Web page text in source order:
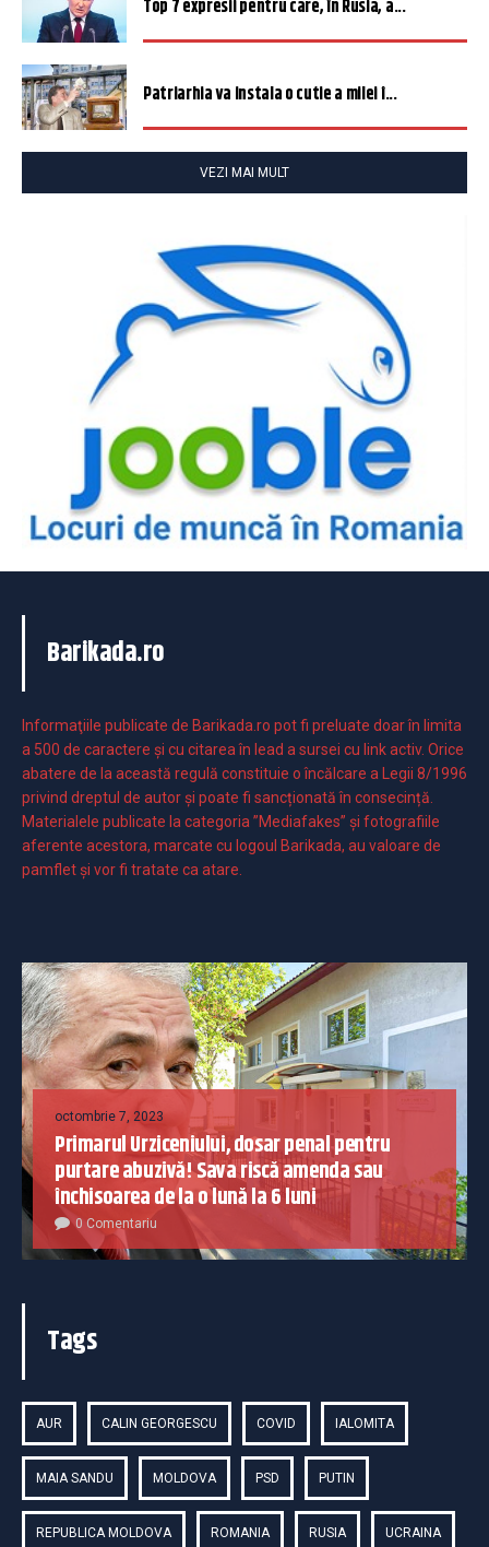
Top 7 expresii pentru care, în Rusia, a...
Patriarhia va instala o cutie a milei î...
VEZI MAI MULT
Barikada.ro
Informaţiile publicate de Barikada.ro pot fi preluate doar în limita
a 500 de caractere şi cu citarea în lead a sursei cu link activ. Orice
abatere de la această regulă constituie o încălcare a Legii 8/1996
privind dreptul de autor și poate fi sancționată în consecință.
Materialele publicate la categoria ”Mediafakes” și fotografiile
aferente acestora, marcate cu logoul Barikada, au valoare de
pamflet și vor fi tratate ca atare.
octombrie 7, 2023
Primarul Urziceniului, dosar penal pentru
purtare abuzivă! Sava riscă amenda sau
închisoarea de la o lună la 6 luni
0 Comentariu
Tags
AUR CALIN GEORGESCU COVID IALOMITA
MAIA SANDU MOLDOVA PSD PUTIN
REPUBLICA MOLDOVA ROMANIA RUSIA UCRAINA